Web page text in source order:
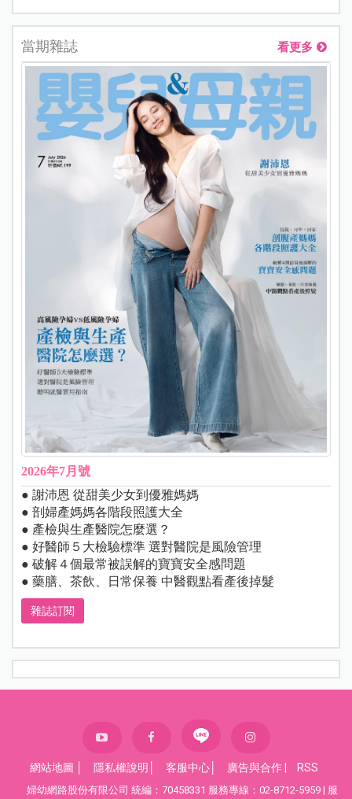
當期雜誌 看更多
2026年7月號
● 謝沛恩 從甜美少女到優雅媽媽
● 剖婦產媽媽各階段照護大全
● 產檢與生產醫院怎麼選？
● 好醫師５大檢驗標準 選對醫院是風險管理
● 破解４個最常被誤解的寶寶安全感問題
● 藥膳、茶飲、日常保養 中醫觀點看產後掉髮
雜誌訂閱
網站地圖 隱私權說明 客服中心 廣告與合作 RSS
婦幼網路股份有限公司 統編：70458331 服務專線：02-8712-5959 | 服